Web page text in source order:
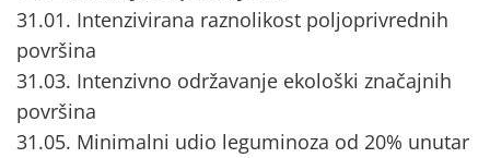
31.01. Intenzivirana raznolikost poljoprivrednih
površina
31.03. Intenzivno održavanje ekološki značajnih
površina
31.05. Minimalni udio leguminoza od 20% unutar